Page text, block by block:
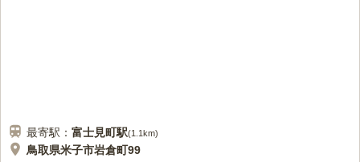
最寄駅： 富士見町駅(1.1km)
鳥取県米子市岩倉町99